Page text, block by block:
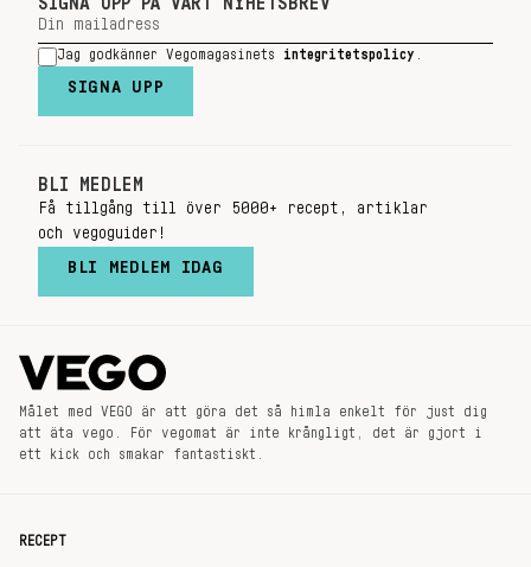
Jag godkänner Vegomagasinets integritetspolicy
SIGNA UPP
BLI MEDLEM
Få tillgång till över 5000+ recept, artiklar
och vegoguider!
BLI MEDLEM IDAG
Målet med VEGO är att göra det så himla enkelt för just dig
att äta vego. För vegomat är inte krångligt, det är gjort i
ett kick och smakar fantastiskt.
RECEPT